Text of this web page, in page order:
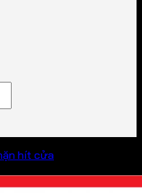
hít cửa